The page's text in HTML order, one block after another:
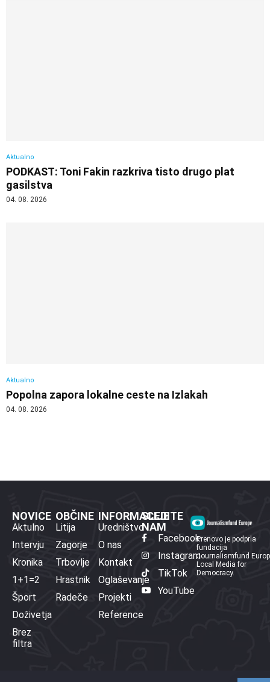
Aktualno
PODKAST: Toni Fakin razkriva tisto drugo plat
gasilstva
04. 08. 2026
Aktualno
Popolna zapora lokalne ceste na Izlakah
04. 08. 2026
NOVICE
Aktulno
Intervju
Kronika
1+1=2
Šport
Doživetja
Brez
filtra
OBČINE
Litija
Zagorje
Trbovlje
Hrastnik
Radeče
INFORMACIJE
Uredništvo
O nas
Kontakt
Oglaševanje
Projekti
Reference
SLEDITE
NAM
Facebook
Instagram
TikTok
YouTube
Prenovo je podprla
fundacija
Journalismfund
Local Media for
Democracy.